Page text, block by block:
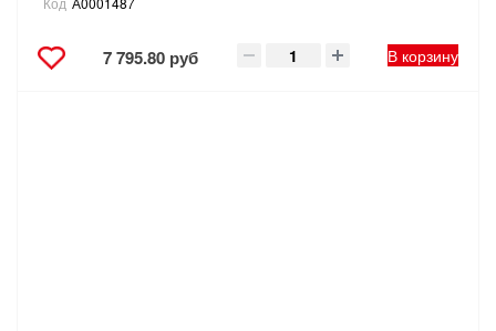
7 795.80 руб В корзину